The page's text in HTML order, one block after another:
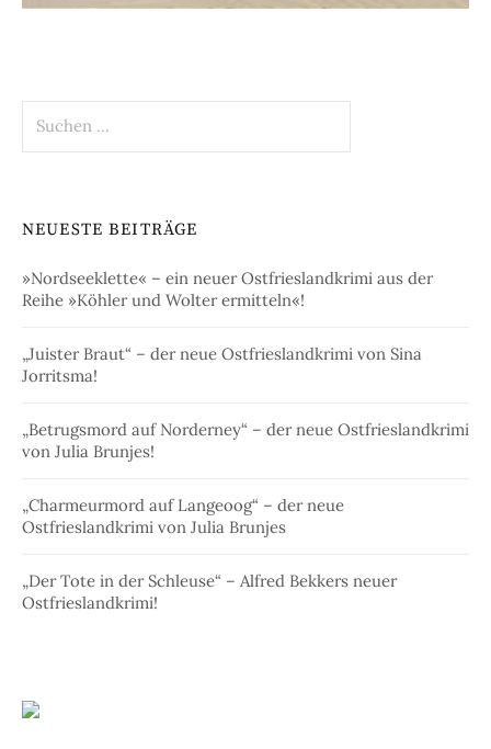
nach:
NEUESTE BEITRÄGE
»Nordseeklette« – ein neuer Ostfrieslandkrimi aus der
Reihe »Köhler und Wolter ermitteln«!
„Juister Braut“ – der neue Ostfrieslandkrimi von Sina
Jorritsma!
„Betrugsmord auf Norderney“ – der neue Ostfrieslandkrimi
von Julia Brunjes!
„Charmeurmord auf Langeoog“ – der neue
Ostfrieslandkrimi von Julia Brunjes
„Der Tote in der Schleuse“ – Alfred Bekkers neuer
Ostfrieslandkrimi!